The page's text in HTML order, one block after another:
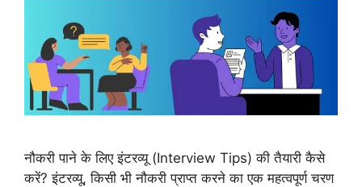
नौकरी पाने के लिए इंटरव्यू (Interview Tips) की तैयारी कैसे
करें? इंटरव्यू, किसी भी नौकरी प्राप्त करने का एक महत्वपूर्ण चरण